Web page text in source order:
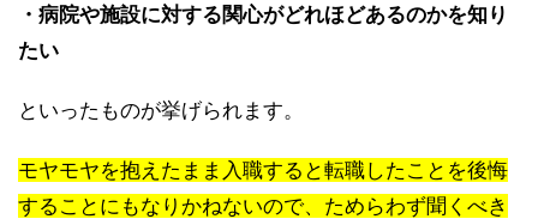
・病院や施設に対する関心がどれほどあるのかを知り
たい
といったものが挙げられます。
モヤモヤを抱えたまま入職すると転職したことを後悔
することにもなりかねないので、ためらわず聞くべき